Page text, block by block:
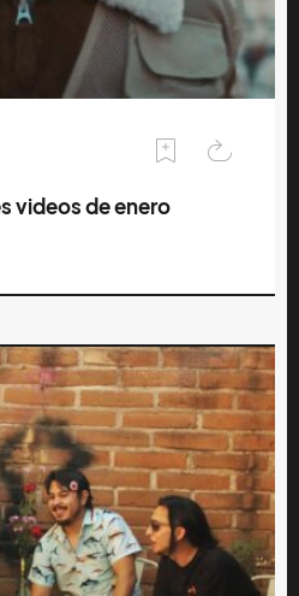
videos de enero